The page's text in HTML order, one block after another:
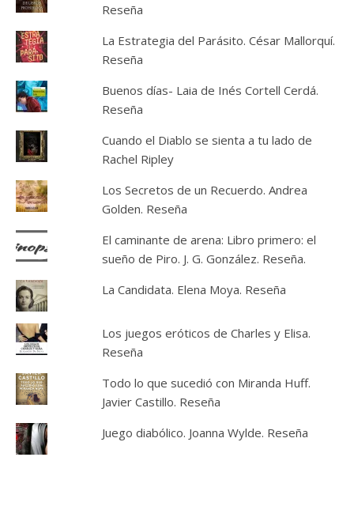
Reseña
La Estrategia del Parásito. César Mallorquí.
Reseña
Buenos días- Laia de Inés Cortell Cerdá.
Reseña
Cuando el Diablo se sienta a tu lado de
Rachel Ripley
Los Secretos de un Recuerdo. Andrea
Golden. Reseña
El caminante de arena: Libro primero: el
sueño de Piro. J. G. González. Reseña.
La Candidata. Elena Moya. Reseña
Los juegos eróticos de Charles y Elisa.
Reseña
Todo lo que sucedió con Miranda Huff.
Javier Castillo. Reseña
Juego diabólico. Joanna Wylde. Reseña